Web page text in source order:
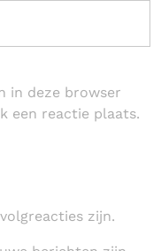
in deze browser
een reactie plaats.
zijn.